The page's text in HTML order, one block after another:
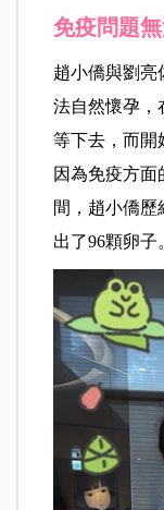
免疫問題
趙小僑與劉亮
法自然懷孕，
等下去，而開
因為免疫方面
間，趙小僑歷
出了96顆卵子